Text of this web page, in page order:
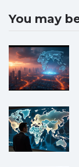
You may